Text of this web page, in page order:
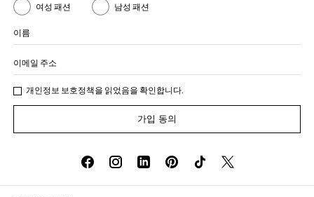
여성 패션 남성 패션
이름
이메일 주소
개인정보 보호정책을 읽었음을 확인합니다.
가입 동의